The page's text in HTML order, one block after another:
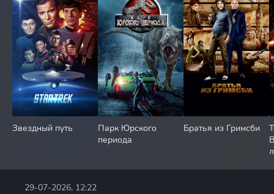
Звездный путь
Парк Юрского
периода
Братья из Гримсби
29-07-2026, 12:22